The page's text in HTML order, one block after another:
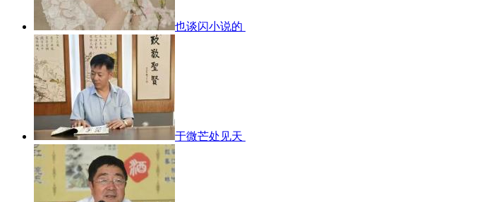
也谈闪小说的
于微芒处见天